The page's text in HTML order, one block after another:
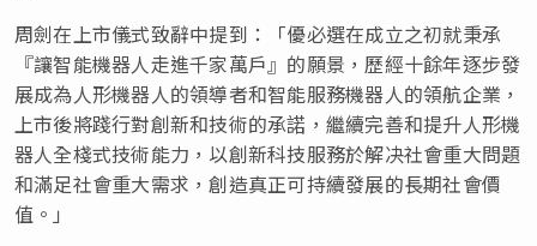
周劍在上市儀式致辭中提到：「優必選在成立之初就秉承
『讓智能機器人走進千家萬戶』的願景，歷經十餘年逐步發
展成為人形機器人的領導者和智能服務機器人的領航企業，
上市後將踐行對創新和技術的承諾，繼續完善和提升人形機
器人全棧式技術能力，以創新科技服務於解决社會重大問題
和滿足社會重大需求，創造真正可持續發展的長期社會價
值。」